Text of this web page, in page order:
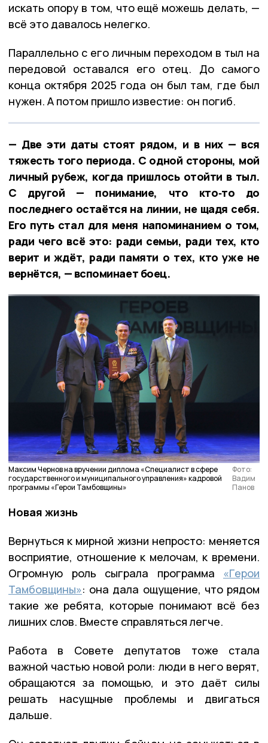
искать опору в том, что ещё можешь делать, —
всё это давалось нелегко.
Параллельно с его личным переходом в тыл на
передовой оставался его отец. До самого
конца октября 2025 года он был там, где был
нужен. А потом пришло известие: он погиб.
— Две эти даты стоят рядом, и в них — вся
тяжесть того периода. С одной стороны, мой
личный рубеж, когда пришлось отойти в тыл.
С другой — понимание, что кто‑то до
последнего остаётся на линии, не щадя себя.
Его путь стал для меня напоминанием о том,
ради чего всё это: ради семьи, ради тех, кто
верит и ждёт, ради памяти о тех, кто уже не
вернётся, — вспоминает боец.
Максим Чернов на вручении диплома «Специалист в сфере
государственного и муниципального управления» кадровой
программы «Герои Тамбовщины»
Фото:
Вадим
Панов
Новая жизнь
Вернуться к мирной жизни непросто: меняется
восприятие, отношение к мелочам, к времени.
Огромную роль сыграла программа «Герои
Тамбовщины»: она дала ощущение, что рядом
такие же ребята, которые понимают всё без
лишних слов. Вместе справляться легче.
Работа в Совете депутатов тоже стала
важной частью новой роли: люди в него верят,
обращаются за помощью, и это даёт силы
решать насущные проблемы и двигаться
дальше.